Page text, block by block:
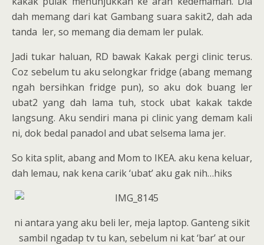
dah memang dari kat Gambang suara sakit2, dah ada
tanda ler, so memang dia demam ler pulak.
Jadi tukar haluan, RD bawak Kakak pergi clinic terus.
Coz sebelum tu aku selongkar fridge (abang memang
ngah bersihkan fridge pun), so aku dok buang ler
ubat2 yang dah lama tuh, stock ubat kakak takde
langsung. Aku sendiri mana pi clinic yang demam kali
ni, dok bedal panadol and ubat selsema lama jer.
So kita split, abang and Mom to IKEA. aku kena keluar,
dah lemau, nak kena carik ‘ubat’ aku gak nih…hiks
ni antara yang aku beli ler, meja laptop. Ganteng sikit
sambil ngadap tv tu kan, sebelum ni kat ‘bar’ at our